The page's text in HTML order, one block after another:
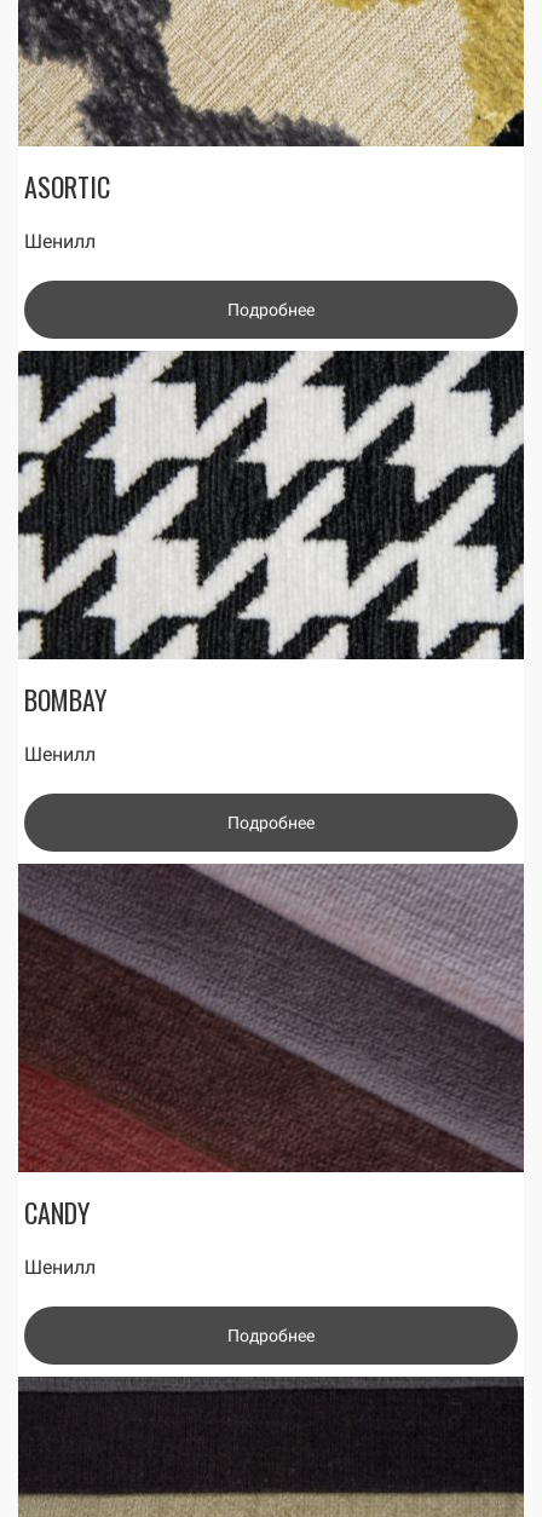
ASORTIC
Шенилл
Подробнее
BOMBAY
Шенилл
Подробнее
CANDY
Шенилл
Подробнее